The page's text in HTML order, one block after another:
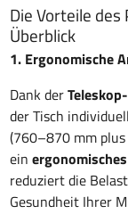
Die Vorteile des
Überblick
1. Ergonomische
Dank der
der Tisch
(760–870 mm
ein
reduziert die
Gesundheit Ihrer